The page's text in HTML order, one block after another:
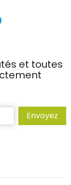
et toutes
Envoyez